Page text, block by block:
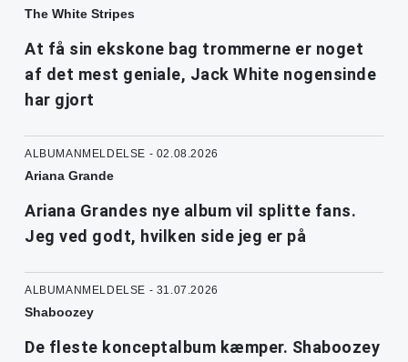
The White Stripes
At få sin ekskone bag trommerne er noget
af det mest geniale, Jack White nogensinde
har gjort
ALBUMANMELDELSE - 02.08.2026
Ariana Grande
Ariana Grandes nye album vil splitte fans.
Jeg ved godt, hvilken side jeg er på
ALBUMANMELDELSE - 31.07.2026
Shaboozey
De fleste konceptalbum kæmper. Shaboozey